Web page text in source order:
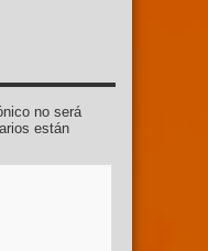
no será
están